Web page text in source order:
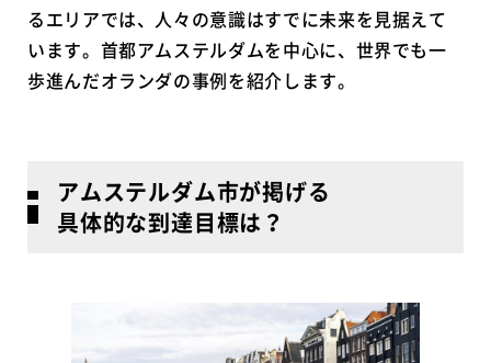
るエリアでは、人々の意識はすでに未来を見据えて
います。首都アムステルダムを中心に、世界でも一
歩進んだオランダの事例を紹介します。
アムステルダム市が掲げる
具体的な到達目標は？